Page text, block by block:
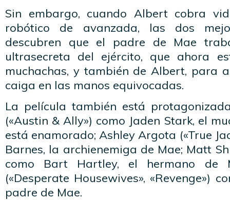
Sin embargo, cuando Albert cobra
robótico de avanzada, las dos
descubren que el padre de Mae
ultrasecreta del ejército, que ahora
muchachas, y también de Albert, para
caiga en las manos equivocadas.
La película también está
(«Austin & Ally») como Jaden Stark, el
está enamorado; Ashley Argota («True
Barnes, la archienemiga de Mae; Matt
como Bart Hartley, el hermano de
(«Desperate Housewives», «Revenge»)
padre de Mae.